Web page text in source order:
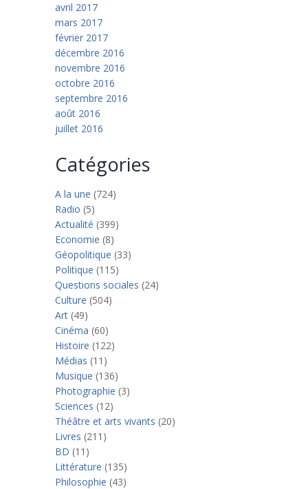
avril 2017
mars 2017
février 2017
décembre 2016
novembre 2016
octobre 2016
septembre 2016
août 2016
juillet 2016
Catégories
A la une (724)
Radio (5)
Actualité (399)
Economie (8)
Géopolitique (33)
Politique (115)
Questions sociales (24)
Culture (504)
Art (49)
Cinéma (60)
Histoire (122)
Médias (11)
Musique (136)
Photographie (3)
Sciences (12)
Théâtre et arts vivants (20)
Livres (211)
BD (11)
Littérature (135)
Philosophie (43)